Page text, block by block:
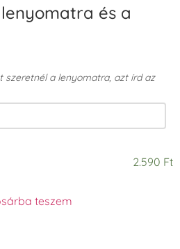
és a
a lenyomatra, azt írd az
2.590 Ft
teszem